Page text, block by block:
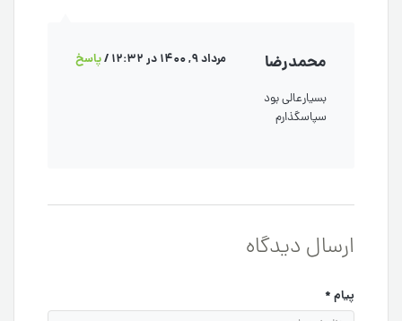
محمدرضا مرداد 9, 1400 در 12:32 /پاسخ
بسیارعالی بود
سپاسگذارم
ارسال دیدگاه
پیام*